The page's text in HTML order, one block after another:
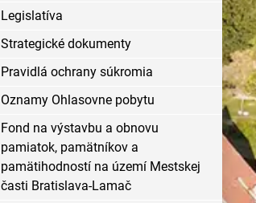
Legislatíva
Strategické dokumenty
Pravidlá ochrany súkromia
Oznamy Ohlasovne pobytu
Fond na výstavbu a obnovu
pamiatok, pamätníkov a
pamätihodností na území Mestskej
časti Bratislava-Lamač